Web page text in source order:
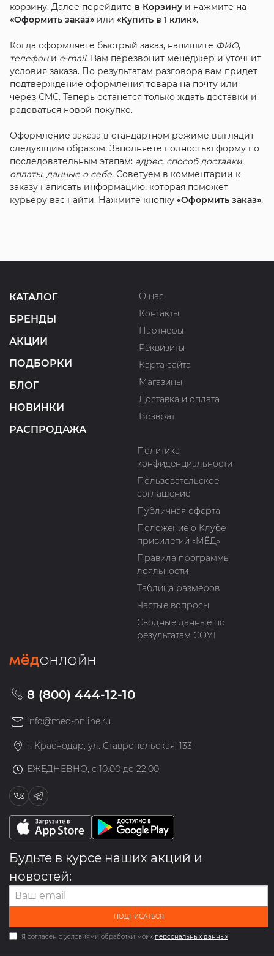
корзину. Далее перейдите в Корзинуи нажмите на
«Оформить заказ»или «Купить в 1 клик».
Когда оформляете быстрый заказ, напишите ФИО,
телефони e-mail. Вам перезвонит менеджер и уточнит
условия заказа. По результатам разговора вам придет
подтверждение оформления товара на почту или
через СМС. Теперь останется только ждать доставки и
радоваться новой покупке.
Оформление заказа в стандартном режиме выглядит
следующим образом. Заполняете полностью форму по
последовательным этапам: адрес, способ доставки,
оплаты, данные о себе. Советуем в комментарии к
заказу написать информацию, которая поможет
курьеру вас найти. Нажмите кнопку «Оформить заказ».
КАТАЛОГ
БРЕНДЫ
АКЦИИ
ПОДБОРКИ
БЛОГ
НОВИНКИ
РАСПРОДАЖА
О нас
Контакты
Партнеры
Реквизиты
Карта сайта
Магазины
Доставка и оплата
Возврат
Политика
конфиденциальности
Пользовательское
соглашение
Публичная оферта
Положение о Клубе
привилегий «МЁД»
Правила программы
лояльности
Таблица размеров
Частые вопросы
Сводные данные по
результатам СОУТ
8 (800) 444-12-10
info@med-online.ru
г. Краснодар, ул. Ставропольская, 133
ЕЖЕДНЕВНО, с 10:00 до 22:00
Будьте в курсе наших акций и
новостей:
ПОДПИСАТЬСЯ
Я согласен с условиями обработки моих персональных данных